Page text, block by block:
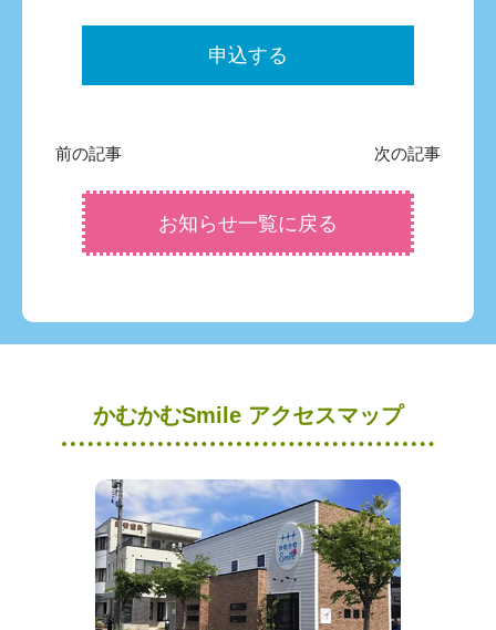
申込する
前の記事 次の記事
お知らせ一覧に戻る
かむかむSmile アクセスマップ